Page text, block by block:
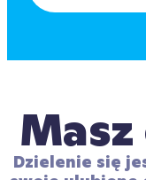
Dzielenie się